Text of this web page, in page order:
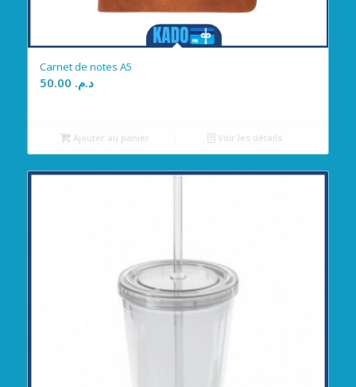
Carnet de notes A5
د.م.
Ajouter au panier Voir les détails